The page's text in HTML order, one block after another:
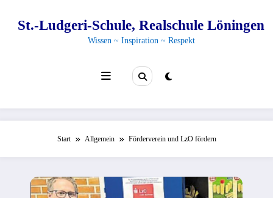
springenSt.-Ludgeri-Schule, Realschule Löningen
Wissen ~ Inspiration ~ Respekt
Start Allgemein Förderverein und LzO fördern